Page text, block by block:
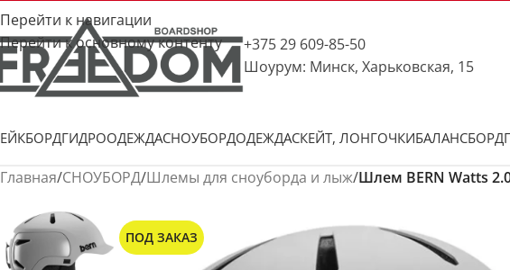
Перейти к навигации
Перейти к основному контенту
+375 29 609-85-50
Шоурум: Минск, Харьковская, 15
ГИДРООДЕЖДАСНОУБОРДОДЕЖДАСКЕЙТ, ЛОНГОЧКИБАЛАНСБОРД
Главная/СНОУБОРД/Шлемы для сноуборда и лыж/Шлем BERN Watts
ПОД ЗАКАЗ